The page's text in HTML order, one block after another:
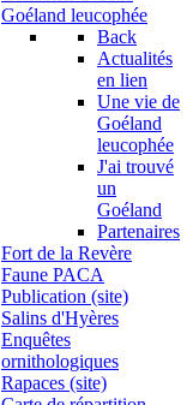
Goéland leucophée
Back
Actualités
en lien
Une vie de
Goéland
leucophée
J'ai trouvé
un
Goéland
Partenaires
Fort de la Revère
Faune PACA
Publication (site)
Salins d'Hyères
Enquêtes
ornithologiques
Rapaces (site)